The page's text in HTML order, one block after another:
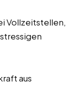
Vollzeitstellen,
aus